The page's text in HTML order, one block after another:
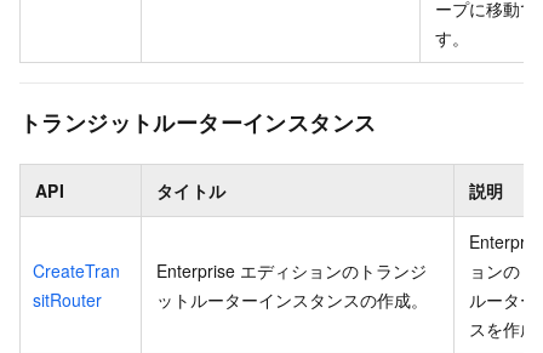
ープに移動で
す。
トランジットルーターインスタンス
API タイトル 説明
CreateTran
sitRouter
Enterprise エディションのトランジ
ットルーターインスタンスの作成。
ョンの
ルータ
スを作